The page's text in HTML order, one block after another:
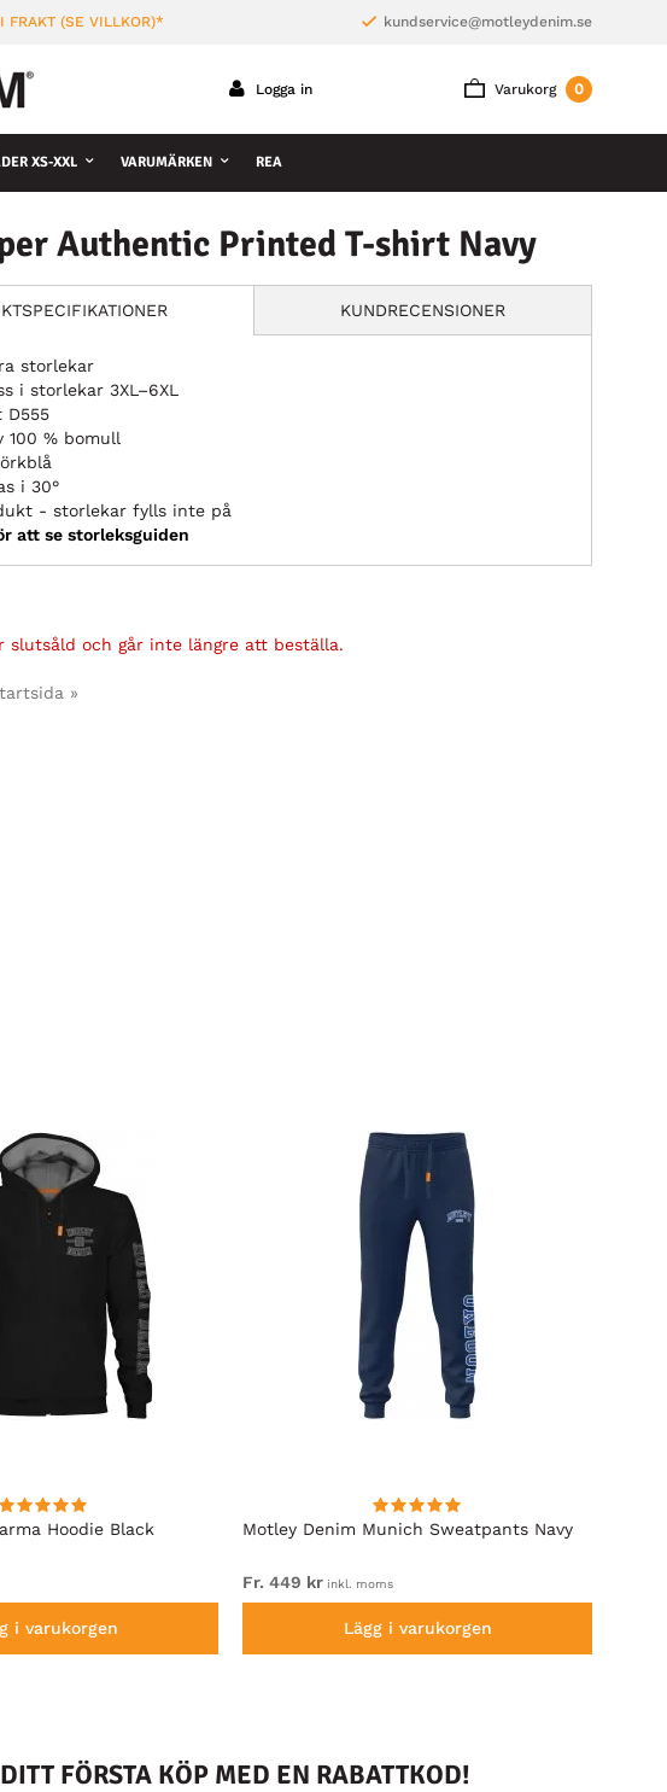
FRAKT (SE VILLKOR)* kundservice@motleydenim.se
Varukorg 0
Logga in
XS-XXL VARUMÄRKEN REA
Authentic Printed T-shirt Navy
KUNDRECENSIONER
storlekar
i storlekar 3XL–6XL
D555
100 % bomull
i 30°
- storlekar fylls inte på
att se storleksguiden
slutsåld och går inte längre att beställa.
»
Hoodie Black
i varukorgen
Motley Denim Munich Sweatpants Navy
Fr. 449 kr inkl. moms
Lägg i varukorgen
FÖRSTA KÖP MED EN RABATTKOD!